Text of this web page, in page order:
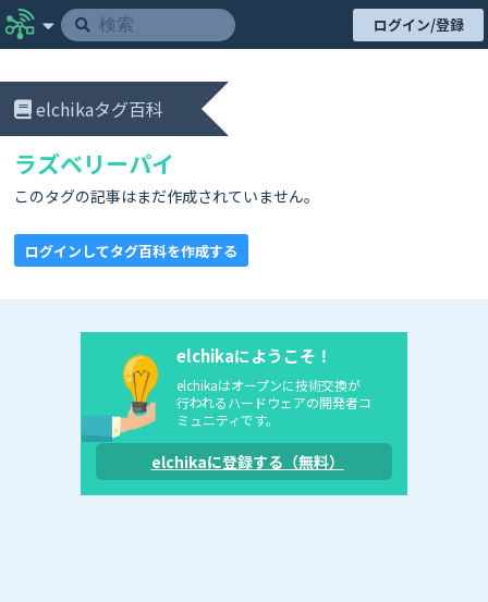
ログイン/登録
elchikaタグ百科
ラズベリーパイ
このタグの記事はまだ作成されていません。
ログインしてタグ百科を作成する
elchikaにようこそ！
elchikaはオープンに技術交換が
行われるハードウェアの開発者コ
ミュニティです。
elchikaに登録する（無料）